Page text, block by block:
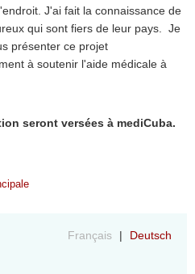
J'ai fait la connaissance de
qui sont fiers de leur pays. Je
présenter ce projet
à soutenir l'aide médicale à
seront versées à mediCuba.
Français
Deutsch